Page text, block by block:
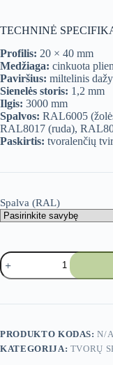
TECHNINĖ
Profilis: 20 × 40 mm
Medžiaga: cinkuota
Paviršius: miltelinis
Sienelės storis: 1,2 mm
Ilgis: 3000 mm
Spalvos: RAL6005
RAL8017 (ruda),
Paskirtis: tvoralenčių
Spalva (RAL)
produkto
kiekis:
Tvoros
20x40x1,2
3000
mm
PRODUKTO KODAS:N/A
KATEGORIJA: TVORŲ